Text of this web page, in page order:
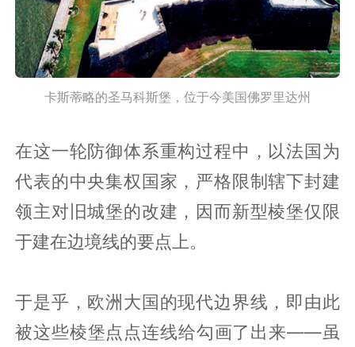
卡斯蒂略的圣马科斯堡，位于今美国佛罗里达州
在这一轮防御体系重构过程中，以法国为
代表的中央集权国家，严格限制辖下封建
领主对旧城堡的改建，因而新型棱堡仅限
于建在边境线的要点上。
于是乎，欧洲大国的现代边界线，即由此
被这些棱堡点点连线给勾画了出来——虽